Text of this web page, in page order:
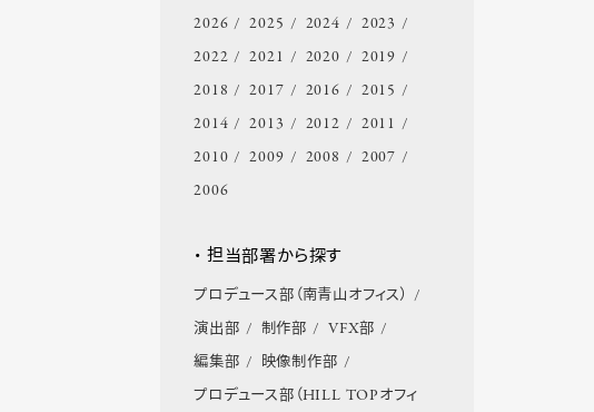
2026 2025 2024
2023
2022
2021 2020
2019
2018
2017 2016
2015
2014
2013 2012
2011
2010
2009 2008
2007
2006
・ 担当部署から探す
プロデュース部（南青山オフィス）
演出部
制作部
VFX部
編集部
映像制作部
プロデュース部（HILL TOPオフィ